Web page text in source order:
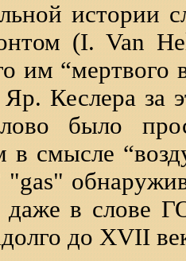
истории
(I. Van
им “мертвого
Яр. Кеслера
было
в смысле
"gas"
даже в слове
до XVII